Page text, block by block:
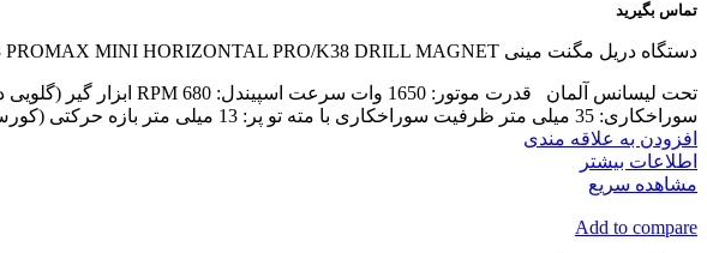
تماس بگیرید
دستگاه دریل مگنت مینی AST-PRO/K38 PROMAX MINI HORIZONTAL PRO/K38 DRILL MAGNET
سوراخکاری: 35 میلی متر ظرفیت سوراخکاری با مته تو پر: 13 میلی متر بازه حرکتی (کورس): 45 میلی متر 12 ماه گارانتی
افزودن به علاقه مندی
اطلاعات بیشتر
مشاهده سریع
Add to compare